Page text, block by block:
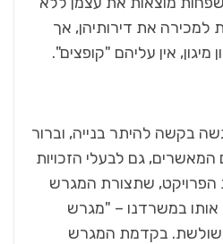
למכירה את דירותיהן, אך
מיגון, אין עליהם "קופצים".
בקשה להיתר בנייה, וברור
המאשרים, גם לבעלי הזכויות
הפרויקט, שתצורת המגרש
אותו במשרדנו – "מגרש
בקדמת המגרש